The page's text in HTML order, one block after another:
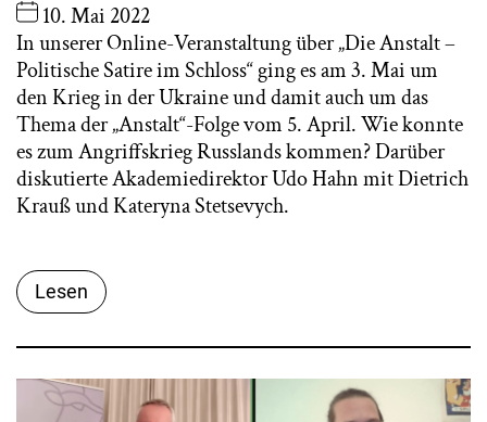
10. Mai 2022
In unserer Online-Veranstaltung über „Die Anstalt –
Politische Satire im Schloss“ ging es am 3. Mai um
den Krieg in der Ukraine und damit auch um das
Thema der „Anstalt“-Folge vom 5. April. Wie konnte
es zum Angriffskrieg Russlands kommen? Darüber
diskutierte Akademiedirektor Udo Hahn mit Dietrich
Krauß und Kateryna Stetsevych.
Lesen